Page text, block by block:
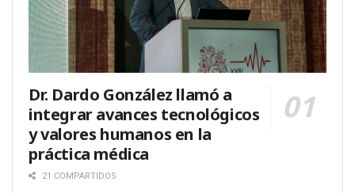
Dr. Dardo González llamó a
integrar avances tecnológicos
y valores humanos en la
práctica médica
21 COMPARTIDOS